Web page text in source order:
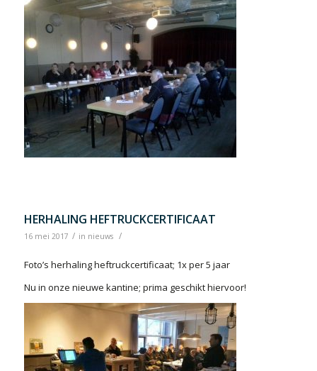
HERHALING HEFTRUCKCERTIFICAAT
16 mei 2017 / in nieuws /
Foto’s herhaling heftruckcertificaat; 1x per 5 jaar
Nu in onze nieuwe kantine; prima geschikt hiervoor!